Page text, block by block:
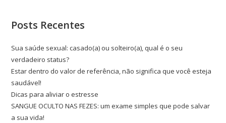
Posts Recentes
Sua saúde sexual: casado(a) ou solteiro(a), qual é o seu
verdadeiro status?
Estar dentro do valor de referência, não significa que você esteja
saudável!
Dicas para aliviar o estresse
SANGUE OCULTO NAS FEZES: um exame simples que pode salvar
a sua vida!